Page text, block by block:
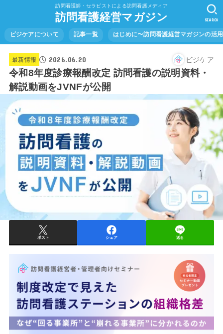
訪問看護師・セラピストによる訪問看護メディア
訪問看護経営マガジン
ビジケアについて 記事一覧 はじめに〜訪問看護経営マガジンの活
SEARCH
最新情報 2026.06.20 ビジケア
令和8年度診療報酬改定 訪問看護の説明資料・
解説動画をJVNFが公開
ポスト シェア 送る